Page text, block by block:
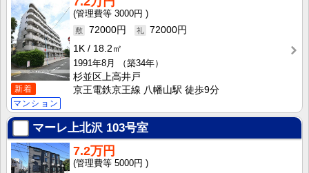
新着
マンション
3000円
72000円
72000円
1K
18.2㎡
1991年8月
（築34年）
杉並区上高井戸
京王電鉄京王線 八幡山駅 徒歩9分
マーレ上北沢 103号室
7.2万円
5000円